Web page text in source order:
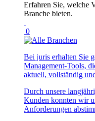
Erfahren Sie, welche
Branche bieten.
0
Bei juris erhalten Sie
Management-Tools,
aktuell, vollständig
Durch unsere
Kunden konnten wir
Anforderungen